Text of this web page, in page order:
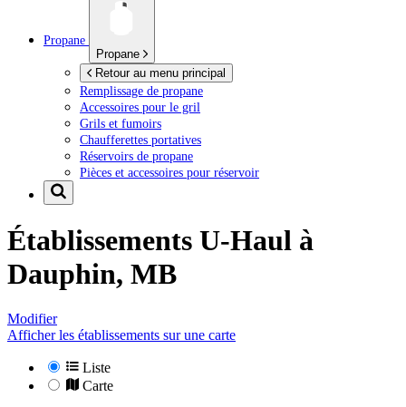
Propane
Propane
Retour au menu principal
Remplissage de propane
Accessoires pour le gril
Grils et fumoirs
Chaufferettes portatives
Réservoirs de propane
Pièces et accessoires pour réservoir
Établissements U-Haul à
Dauphin, MB
Modifier
Afficher les établissements sur une carte
Liste
Carte